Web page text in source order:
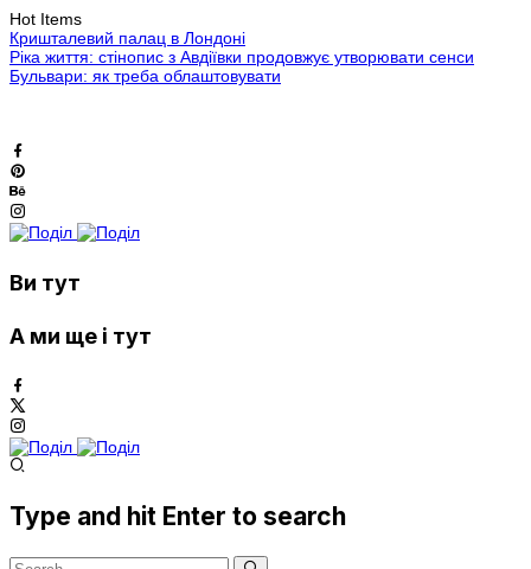
Hot Items
Кришталевий палац в Лондоні
Ріка життя: стінопис з Авдіївки продовжує утворювати сенси
Бульвари: як треба облаштовувати
Ви тут
А ми ще і тут
Type and hit Enter to search